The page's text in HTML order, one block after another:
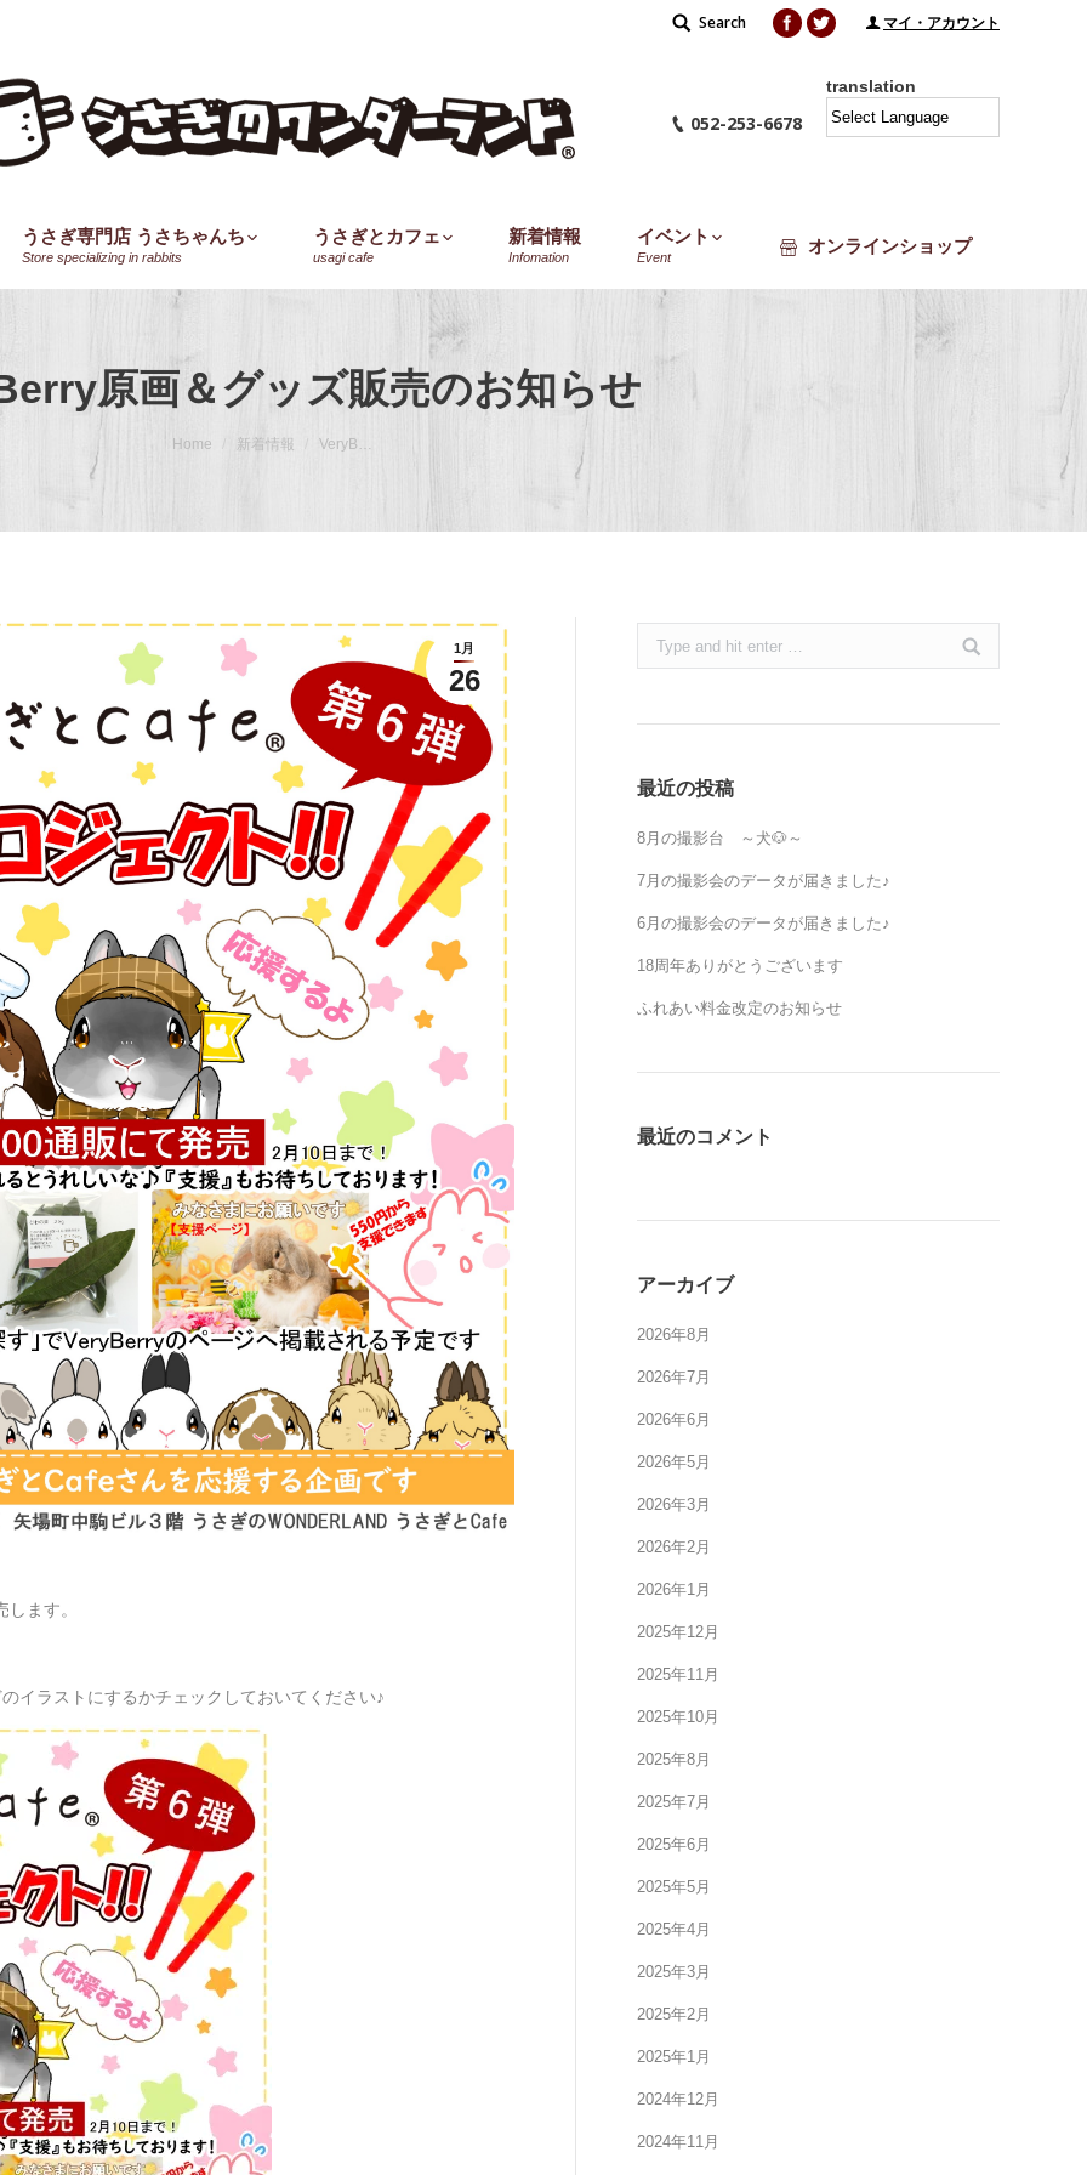
Search:
Search Facebook
Twitter マイ・アカウント
052-253-6678
translation
うさぎ専門店 うさちゃんち
Store specializing in rabbits
うさぎとカフェ
usagi cafe
新着情報
Infomation
イベント
Event
オンラインショップ
原画＆グッズ販売のお知らせ
Home 新着情報 VeryB…
1月
26
します。
イラストにするかチェックしておいてください♪
Search:
最近の投稿
8月の撮影台 ～犬🐶～
7月の撮影会のデータが届きました♪
6月の撮影会のデータが届きました♪
18周年ありがとうございます
ふれあい料金改定のお知らせ
最近のコメント
アーカイブ
2026年8月
2026年7月
2026年6月
2026年5月
2026年3月
2026年2月
2026年1月
2025年12月
2025年11月
2025年10月
2025年8月
2025年7月
2025年6月
2025年5月
2025年4月
2025年3月
2025年2月
2025年1月
2024年12月
2024年11月